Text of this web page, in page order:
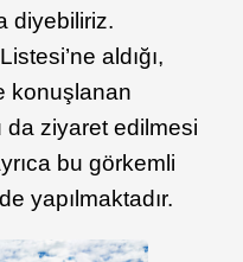
diyebiliriz.
aldığı,
konuşlanan
ziyaret edilmesi
bu görkemli
yapılmaktadır.